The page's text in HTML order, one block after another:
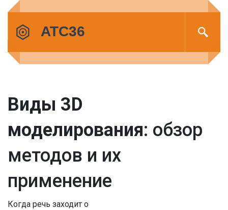
Виды 3D
моделирования: обзор
методов и их
применение
Когда речь заходит о